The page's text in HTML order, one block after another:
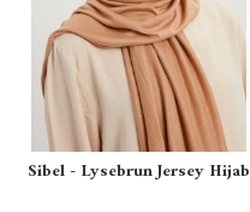
Sibel - Lysebrun Jersey Hijab